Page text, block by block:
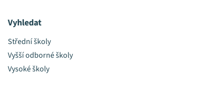
Vyhledat
Střední školy
Vyšší odborné školy
Vysoké školy